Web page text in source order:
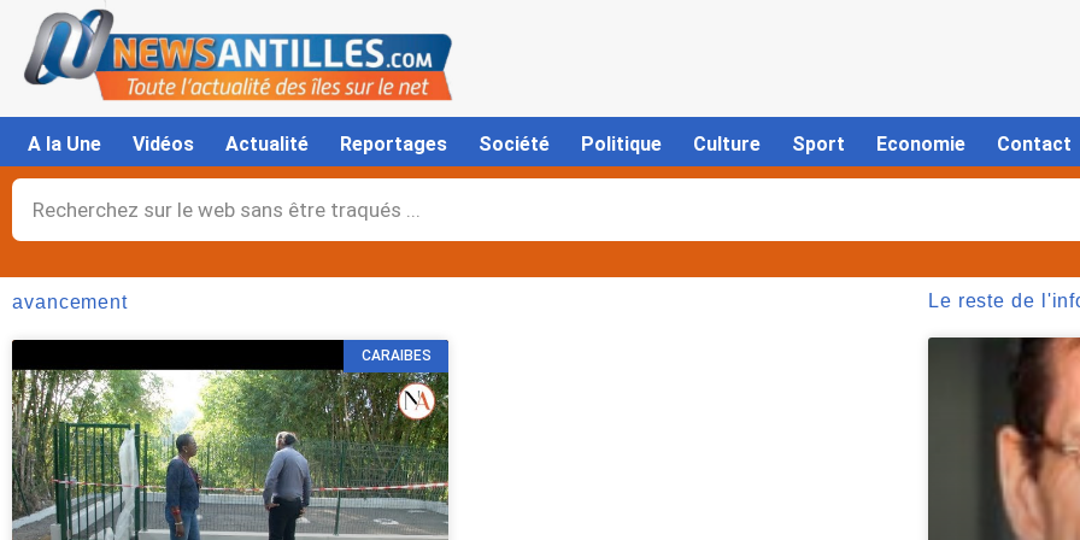
contenu
A la Une Vidéos Actualité Reportages Société Politique Culture Sport Economie Contact
Rechercher
avancement
CARAIBES
Le reste de